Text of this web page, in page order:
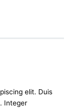
elit. Duis
Integer